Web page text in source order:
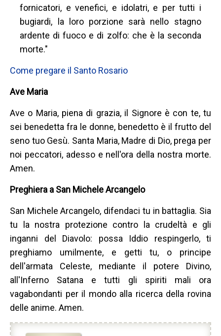
fornicatori, e venefici, e idolatri, e per tutti i
bugiardi, la loro porzione sarà nello stagno
ardente di fuoco e di zolfo: che è la seconda
morte."
Come pregare il Santo Rosario
Ave Maria
Ave o Maria, piena di grazia, il Signore è con te, tu
sei benedetta fra le donne, benedetto è il frutto del
seno tuo Gesù. Santa Maria, Madre di Dio, prega per
noi peccatori, adesso e nell'ora della nostra morte.
Amen.
Preghiera a San Michele Arcangelo
San Michele Arcangelo, difendaci tu in battaglia. Sia
tu la nostra protezione contro la crudeltà e gli
inganni del Diavolo: possa Iddio respingerlo, ti
preghiamo umilmente, e getti tu, o principe
dell'armata Celeste, mediante il potere Divino,
all'Inferno Satana e tutti gli spiriti mali ora
vagabondanti per il mondo alla ricerca della rovina
delle anime. Amen.